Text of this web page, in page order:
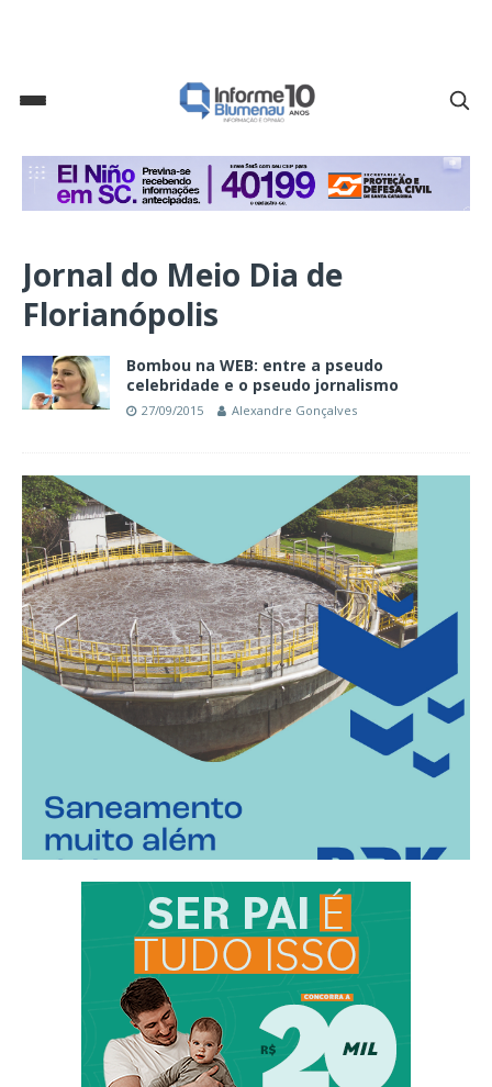
Jornal do Meio Dia de
Florianópolis
Bombou na WEB: entre a pseudo
celebridade e o pseudo jornalismo
27/09/2015 Alexandre Gonçalves